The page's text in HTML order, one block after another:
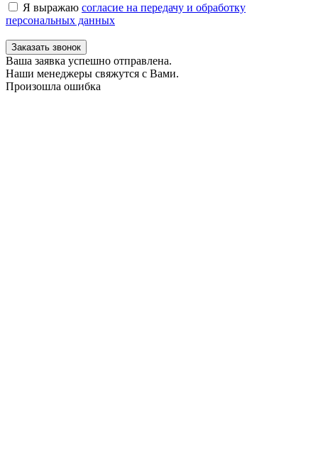
Я выражаю согласие на передачу и обработку
персональных данных
Заказать звонок
Ваша заявка успешно отправлена.
Наши менеджеры свяжутся с Вами.
Произошла ошибка